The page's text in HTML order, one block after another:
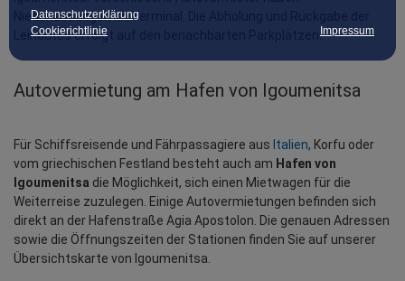
Datenschutzerklärung
Cookierichtlinie
Impressum
Niederlassungen im Terminal. Die Abholung und Rückgabe der
Leihautos erfolgt auf den benachbarten Parkplätzen.
Autovermietung am Hafen von Igoumenitsa
Für Schiffsreisende und Fährpassagiere aus Italien, Korfu oder
vom griechischen Festland besteht auch am Hafen von
Igoumenitsa die Möglichkeit, sich einen Mietwagen für die
Weiterreise zuzulegen. Einige Autovermietungen befinden sich
direkt an der Hafenstraße Agia Apostolon. Die genauen Adressen
sowie die Öffnungszeiten der Stationen finden Sie auf unserer
Übersichtskarte von Igoumenitsa.